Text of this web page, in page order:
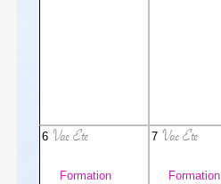
6 Vac Eté
Formation
7 Vac Eté
Formation